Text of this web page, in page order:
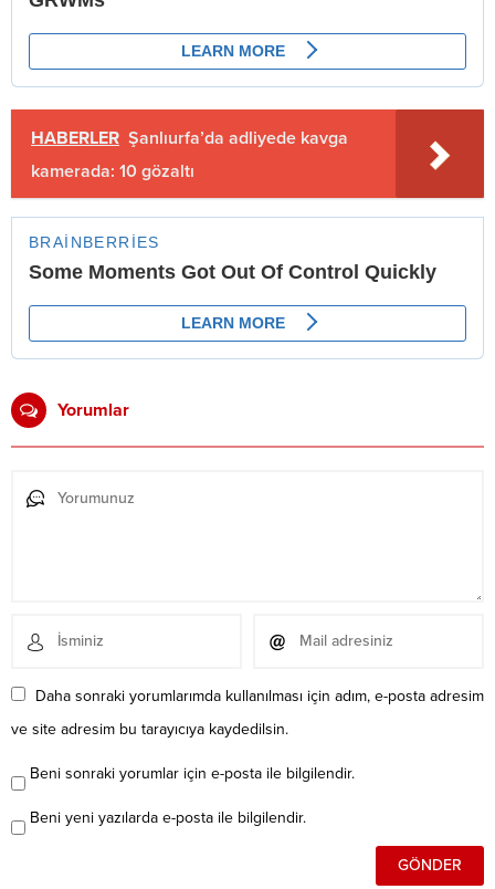
HABERLER Şanlıurfa’da adliyede kavga
kamerada: 10 gözaltı
Yorumlar
Daha sonraki yorumlarımda kullanılması için adım, e-posta adresim
ve site adresim bu tarayıcıya kaydedilsin.
Beni sonraki yorumlar için e-posta ile bilgilendir.
Beni yeni yazılarda e-posta ile bilgilendir.